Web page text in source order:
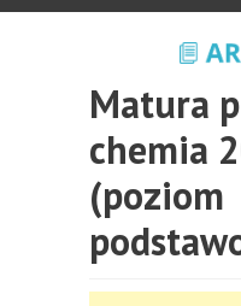
Matura
chemia
(poziom